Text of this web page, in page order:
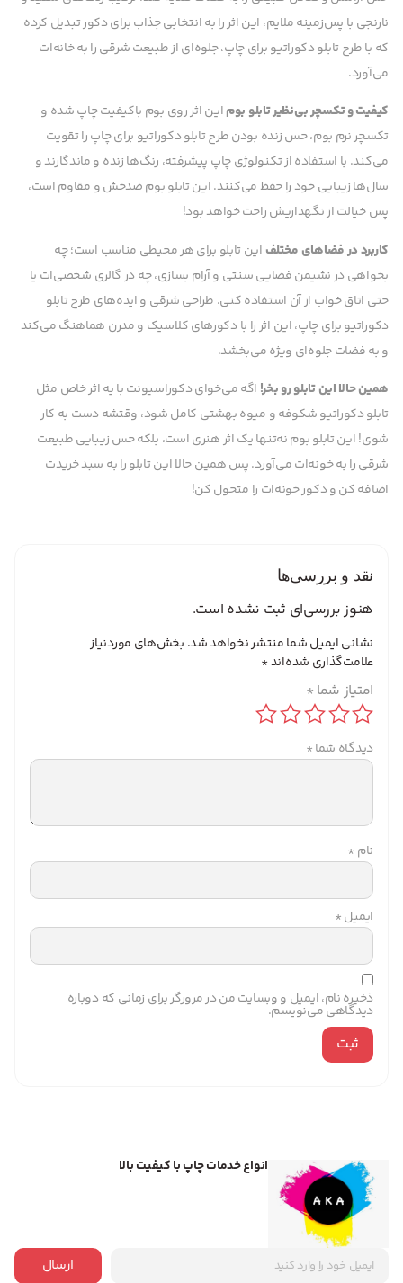
نارنجی با پس‌زمینه ملایم، این اثر را به انتخابی جذاب برای دکور تبدیل کرده
که با طرح تابلو دکوراتیو برای چاپ، جلوه‌ای از طبیعت شرقی را به خانه‌ات
می‌آورد.
کیفیت و تکسچر بی‌نظیر تابلو بوماین اثر روی بوم باکیفیت چاپ شده و
تکسچر نرم بوم، حس زنده بودن طرح تابلو دکوراتیو برای چاپ را تقویت
می‌کند. با استفاده از تکنولوژی چاپ پیشرفته، رنگ‌ها زنده و ماندگارند و
سال‌ها زیبایی خود را حفظ می‌کنند. این تابلو بوم ضدخش و مقاوم است،
پس خیالت از نگهداریش راحت خواهد بود!
کاربرد در فضاهای مختلف این تابلو برای هر محیطی مناسب است؛ چه
بخواهی در نشیمن فضایی سنتی و آرام بسازی، چه در گالری شخصی‌ات یا
حتی اتاق خواب از آن استفاده کنی. طراحی شرقی و ایده‌های طرح تابلو
دکوراتیو برای چاپ، این اثر را با دکورهای کلاسیک و مدرن هماهنگ می‌کند
و به فضات جلوه‌ای ویژه می‌بخشد.
همین حالا این تابلو رو بخر! اگه می‌خوای دکوراسیونت با یه اثر خاص مثل
تابلو دکوراتیو شکوفه و میوه بهشتی کامل شود، وقتشه دست به کار
شوی! این تابلو بوم نه‌تنها یک اثر هنری است، بلکه حس زیبایی طبیعت
شرقی را به خونه‌ات می‌آورد. پس همین حالا این تابلو را به سبد خریدت
اضافه کن و دکور خونه‌ات را متحول کن!
نقد و بررسی‌ها
هنوز بررسی‌ای ثبت نشده است.
نشانی ایمیل شما منتشر نخواهد شد. بخش‌های موردنیاز
علامت‌گذاری شده‌اند*
امتیاز شما *
دیدگاه شما*
نام *
ایمیل*
ذخیره نام، ایمیل و وبسایت من در مرورگر برای زمانی که دوباره
دیدگاهی می‌نویسم.
انواع خدمات چاپ با کیفیت بالا
ارسال